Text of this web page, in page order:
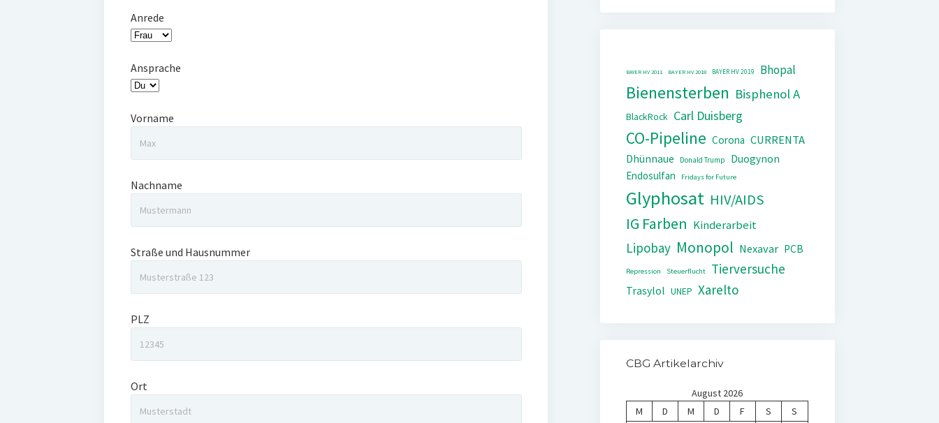
Anrede
Ansprache
Vorname
Nachname
Straße und Hausnummer
PLZ
Ort
BAYER HV 2011 BAYER HV 2018 BAYER HV 2019 Bhopal
Bienensterben Bisphenol A
BlackRock Carl Duisberg
CO-Pipeline Corona CURRENTA
Dhünnaue Donald Trump
Duogynon
Endosulfan
Fridays for Future
Glyphosat HIV/AIDS
IG Farben Kinderarbeit
Lipobay Monopol Nexavar PCB
Repression Steuerflucht Tierversuche
Trasylol UNEP Xarelto
CBG Artikelarchiv
August 2026
M
D M D F S
S